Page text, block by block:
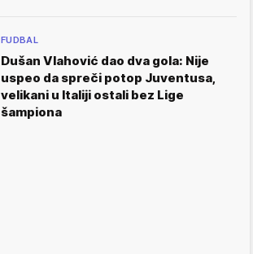
FUDBAL
Dušan Vlahović dao dva gola: Nije
uspeo da spreči potop Juventusa,
velikani u Italiji ostali bez Lige
šampiona